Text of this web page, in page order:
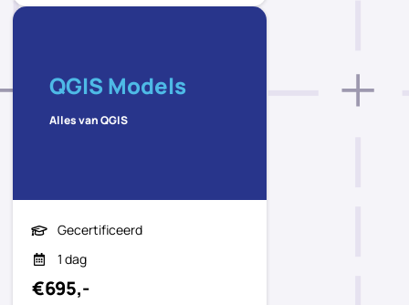
QGIS Models
Alles van QGIS
Gecertificeerd
1 dag
€695,-